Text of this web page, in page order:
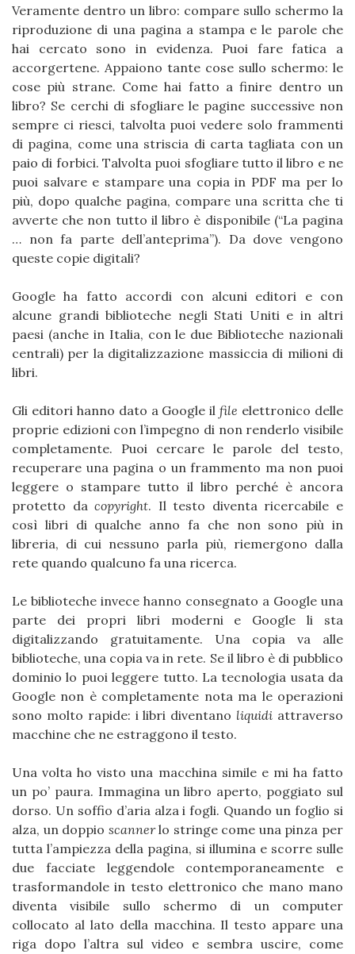
Veramente dentro un libro: compare sullo schermo la
riproduzione di una pagina a stampa e le parole che
hai cercato sono in evidenza. Puoi fare fatica a
accorgertene. Appaiono tante cose sullo schermo: le
cose più strane. Come hai fatto a finire dentro un
libro? Se cerchi di sfogliare le pagine successive non
sempre ci riesci, talvolta puoi vedere solo frammenti
di pagina, come una striscia di carta tagliata con un
paio di forbici. Talvolta puoi sfogliare tutto il libro e ne
puoi salvare e stampare una copia in PDF ma per lo
più, dopo qualche pagina, compare una scritta che ti
avverte che non tutto il libro è disponibile (“La pagina
… non fa parte dell’anteprima”). Da dove vengono
queste copie digitali?
Google ha fatto accordi con alcuni editori e con
alcune grandi biblioteche negli Stati Uniti e in altri
paesi (anche in Italia, con le due Biblioteche nazionali
centrali) per la digitalizzazione massiccia di milioni di
libri.
Gli editori hanno dato a Google ilfile elettronico delle
proprie edizioni con l’impegno di non renderlo visibile
completamente. Puoi cercare le parole del testo,
recuperare una pagina o un frammento ma non puoi
leggere o stampare tutto il libro perché è ancora
protetto dacopyright. Il testo diventa ricercabile e
così libri di qualche anno fa che non sono più in
libreria, di cui nessuno parla più, riemergono dalla
rete quando qualcuno fa una ricerca.
Le biblioteche invece hanno consegnato a Google una
parte dei propri libri moderni e Google li sta
digitalizzando gratuitamente. Una copia va alle
biblioteche, una copia va in rete. Se il libro è di pubblico
dominio lo puoi leggere tutto. La tecnologia usata da
Google non è completamente nota ma le operazioni
sono molto rapide: i libri diventano liquidi attraverso
macchine che ne estraggono il testo.
Una volta ho visto una macchina simile e mi ha fatto
un po’ paura. Immagina un libro aperto, poggiato sul
dorso. Un soffio d’aria alza i fogli. Quando un foglio si
alza, un doppio scannerlo stringe come una pinza per
tutta l’ampiezza della pagina, si illumina e scorre sulle
due facciate leggendole contemporaneamente e
trasformandole in testo elettronico che mano mano
diventa visibile sullo schermo di un computer
collocato al lato della macchina. Il testo appare una
riga dopo l’altra sul video e sembra uscire, come